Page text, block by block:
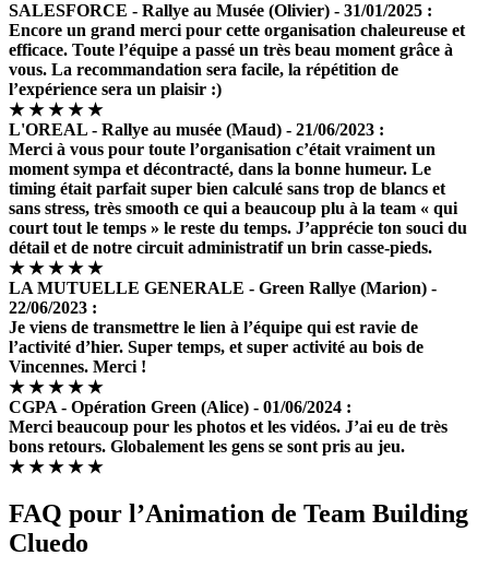
SALESFORCE - Rallye au Musée (Olivier) - 31/01/2025 :
Encore un grand merci pour cette organisation chaleureuse et
efficace. Toute l’équipe a passé un très beau moment grâce à
vous. La recommandation sera facile, la répétition de
l’expérience sera un plaisir :)
★ ★ ★ ★ ★
L'OREAL - Rallye au musée (Maud) - 21/06/2023 :
Merci à vous pour toute l’organisation c’était vraiment un
moment sympa et décontracté, dans la bonne humeur. Le
timing était parfait super bien calculé sans trop de blancs et
sans stress, très smooth ce qui a beaucoup plu à la team « qui
court tout le temps » le reste du temps. J’apprécie ton souci du
détail et de notre circuit administratif un brin casse-pieds.
★ ★ ★ ★ ★
LA MUTUELLE GENERALE - Green Rallye (Marion) -
22/06/2023 :
Je viens de transmettre le lien à l’équipe qui est ravie de
l’activité d’hier. Super temps, et super activité au bois de
Vincennes. Merci !
★ ★ ★ ★ ★
CGPA - Opération Green (Alice) - 01/06/2024 :
Merci beaucoup pour les photos et les vidéos. J’ai eu de très
bons retours. Globalement les gens se sont pris au jeu.
★ ★ ★ ★ ★
FAQ pour l’Animation de Team Building
Cluedo